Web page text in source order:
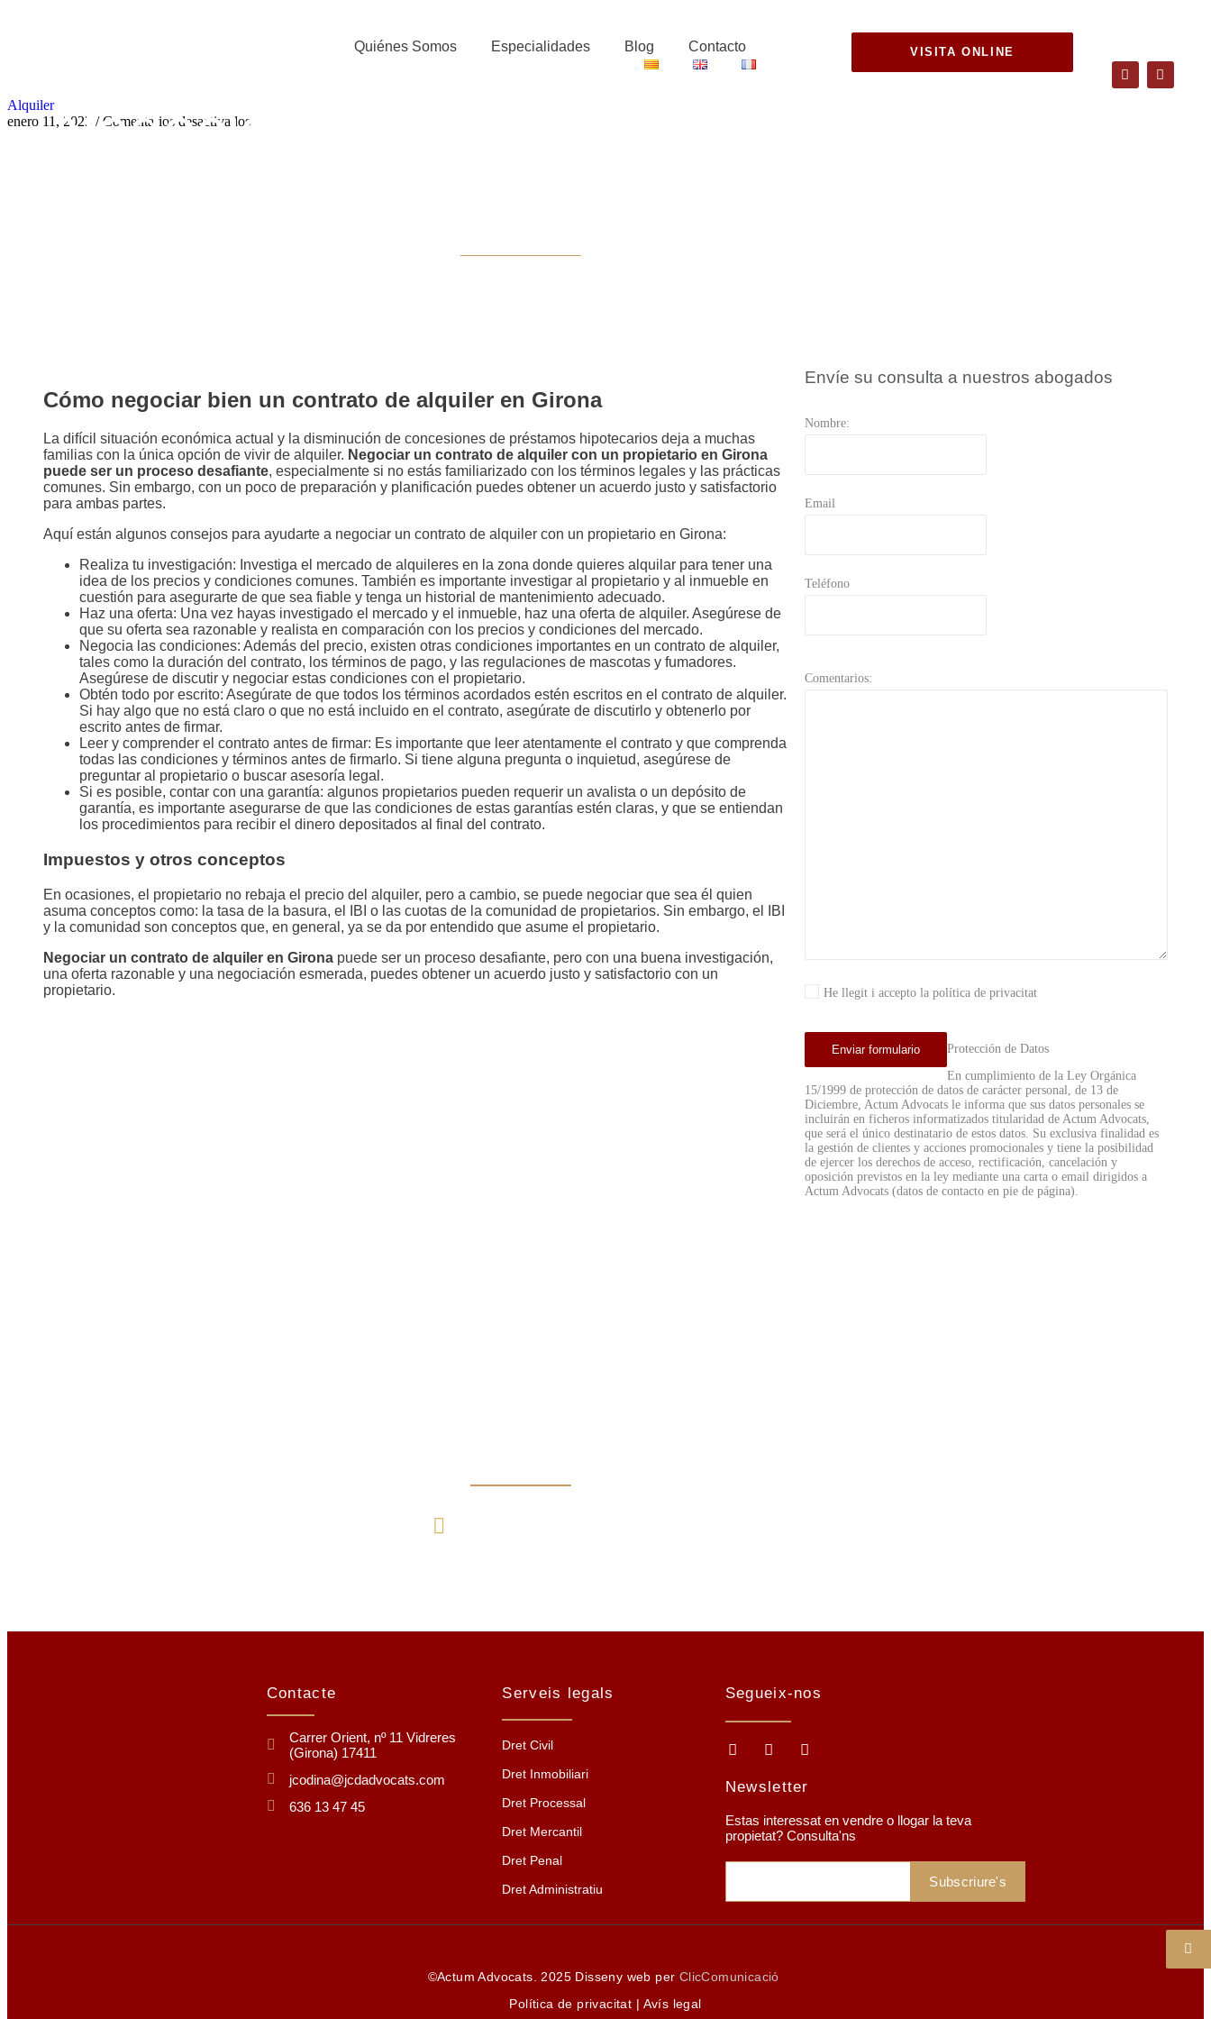
Quiénes Somos Especialidades Blog Contacto VISITA ONLINE
Alquiler
enero 11, 2023 / Comentarios desactivados
Negociar un contrato de alquiler en
Cómo negociar bien un contrato de alquiler en Girona
La difícil situación económica actual y la disminución de concesiones de préstamos hipotecarios deja a muchas
familias con la única opción de vivir de alquiler. Negociar un contrato de alquiler con un propietario en Girona
puede ser un proceso desafiante, especialmente si no estás familiarizado con los términos legales y las prácticas
comunes. Sin embargo, con un poco de preparación y planificación puedes obtener un acuerdo justo y satisfactorio
para ambas partes.
Aquí están algunos consejos para ayudarte a negociar un contrato de alquiler con un propietario en Girona:
Realiza tu investigación: Investiga el mercado de alquileres en la zona donde quieres alquilar para tener una
idea de los precios y condiciones comunes. También es importante investigar al propietario y al inmueble en
cuestión para asegurarte de que sea fiable y tenga un historial de mantenimiento adecuado.
Haz una oferta: Una vez hayas investigado el mercado y el inmueble, haz una oferta de alquiler. Asegúrese de
que su oferta sea razonable y realista en comparación con los precios y condiciones del mercado.
Negocia las condiciones: Además del precio, existen otras condiciones importantes en un contrato de alquiler,
tales como la duración del contrato, los términos de pago, y las regulaciones de mascotas y fumadores.
Asegúrese de discutir y negociar estas condiciones con el propietario.
Obtén todo por escrito: Asegúrate de que todos los términos acordados estén escritos en el contrato de alquiler.
Si hay algo que no está claro o que no está incluido en el contrato, asegúrate de discutirlo y obtenerlo por
escrito antes de firmar.
Leer y comprender el contrato antes de firmar: Es importante que leer atentamente el contrato y que comprenda
todas las condiciones y términos antes de firmarlo. Si tiene alguna pregunta o inquietud, asegúrese de
preguntar al propietario o buscar asesoría legal.
Si es posible, contar con una garantía: algunos propietarios pueden requerir un avalista o un depósito de
garantía, es importante asegurarse de que las condiciones de estas garantías estén claras, y que se entiendan
los procedimientos para recibir el dinero depositados al final del contrato.
Impuestos y otros conceptos
En ocasiones, el propietario no rebaja el precio del alquiler, pero a cambio, se puede negociar que sea él quien
asuma conceptos como: la tasa de la basura, el IBI o las cuotas de la comunidad de propietarios. Sin embargo, el IBI
y la comunidad son conceptos que, en general, ya se da por entendido que asume el propietario.
Negociar un contrato de alquiler en Girona puede ser un proceso desafiante, pero con una buena investigación,
una oferta razonable y una negociación esmerada, puedes obtener un acuerdo justo y satisfactorio con un
propietario.
Envíe su consulta a nuestros abogados
Nombre:
Email
Teléfono
Comentarios:
He llegit i accepto la política de privacitat
Protección de Datos
En cumplimiento de la Ley Orgánica
15/1999 de protección de datos de carácter personal, de 13 de
Diciembre, Actum Advocats le informa que sus datos personales se
incluirán en ficheros informatizados titularidad de Actum Advocats,
que será el único destinatario de estos datos. Su exclusiva finalidad es
la gestión de clientes y acciones promocionales y tiene la posibilidad
de ejercer los derechos de acceso, rectificación, cancelación y
oposición previstos en la ley mediante una carta o email dirigidos a
Actum Advocats (datos de contacto en pie de página).
Contacte
Carrer Orient, nº 11 Vidreres
(Girona) 17411
jcodina@jcdadvocats.com
636 13 47 45
Serveis legals
Dret Civil
Dret Inmobiliari
Dret Processal
Dret Mercantil
Dret Penal
Dret Administratiu
Segueix-nos
Newsletter
Estas interessat en vendre o llogar la teva
propietat? Consulta'ns
Subscriure's
©Actum Advocats. 2025 Disseny web per ClicComunicació
Política de privacitat | Avís legal